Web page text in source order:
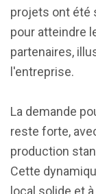
projets ont été
pour atteindre
partenaires,
l'entreprise.
La demande
reste forte,
production
Cette
local solide et